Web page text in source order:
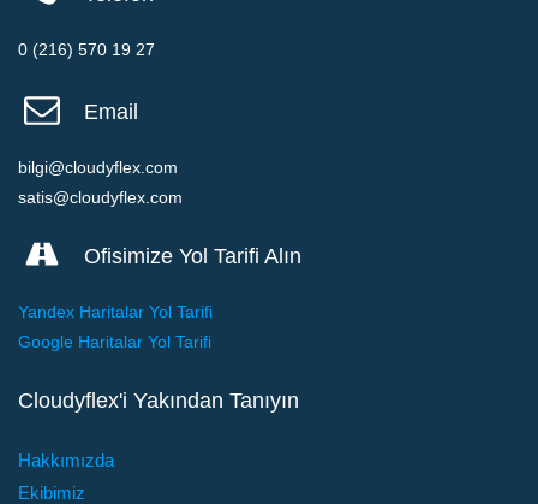
0 (216) 570 19 27
Email
bilgi@cloudyflex.com
satis@cloudyflex.com
Ofisimize Yol Tarifi Alın
Yandex Haritalar Yol Tarifi
Google Haritalar Yol Tarifi
Cloudyflex'i Yakından Tanıyın
Hakkımızda
Ekibimiz